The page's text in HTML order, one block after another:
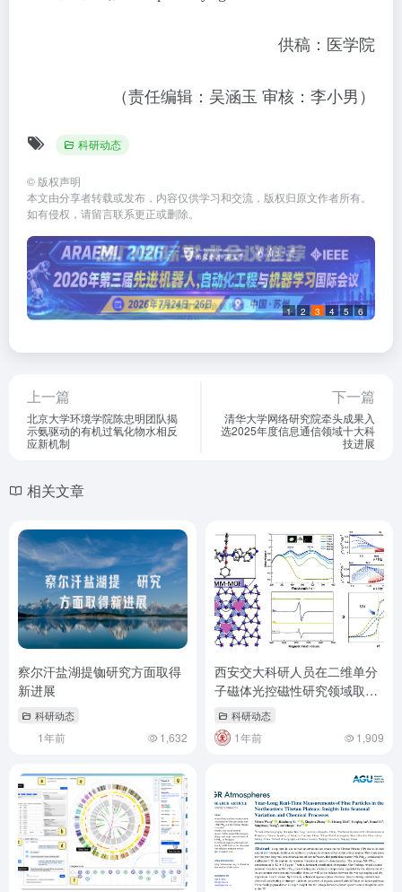
供稿：医学院
（责任编辑：吴涵玉 审核：李小男）
科研动态
© 版权声明
本文由分享者转载或发布，内容仅供学习和交流，版权归原文作者所有。
如有侵权，请留言联系更正或删除。
1 2 3 4 5 6
上一篇
北京大学环境学院陈忠明团队揭
示氨驱动的有机过氧化物水相反
应新机制
下一篇
清华大学​网络研究院牵头成果入
选2025年度信息通信领域十大科
技进展
相关文章
察尔汗盐湖提铷研究方面取得
新进展
科研动态
1年前 1,632
西安交大科研人员在二维单分
子磁体光控磁性研究领域取得
突破科研动态
1年前 1,909